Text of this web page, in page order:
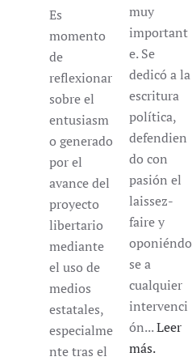
Es
momento
de
reflexionar
sobre el
entusiasm
o generado
por el
avance del
proyecto
libertario
mediante
el uso de
medios
estatales,
especialme
nte tras el
muy
important
e. Se
dedicó a la
escritura
política,
defendien
do con
pasión el
laissez-
faire y
oponiéndo
se a
cualquier
intervenci
ón...Leer
más.